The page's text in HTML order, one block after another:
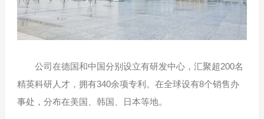
公司在德国和中国分别设立有研发中心，汇聚超200名
精英科研人才，拥有340余项专利。在全球设有8个销售办
事处，分布在美国、韩国、日本等地。